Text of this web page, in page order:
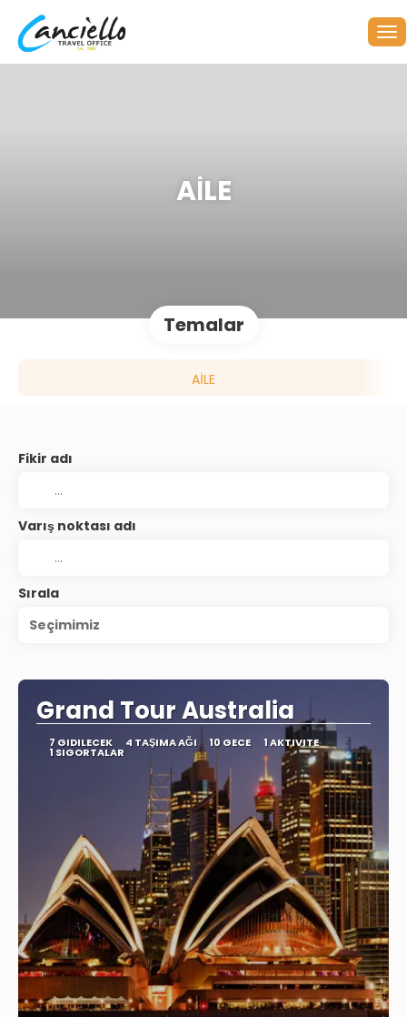
AİLE
Temalar
AİLE
Fikir adı
Varış noktası adı
Sırala
Seçimimiz
Grand Tour Australia
7 GIDILECEK 4 TAŞIMA AĞI 10 GECE 1 AKTIVITE
1 SIGORTALAR